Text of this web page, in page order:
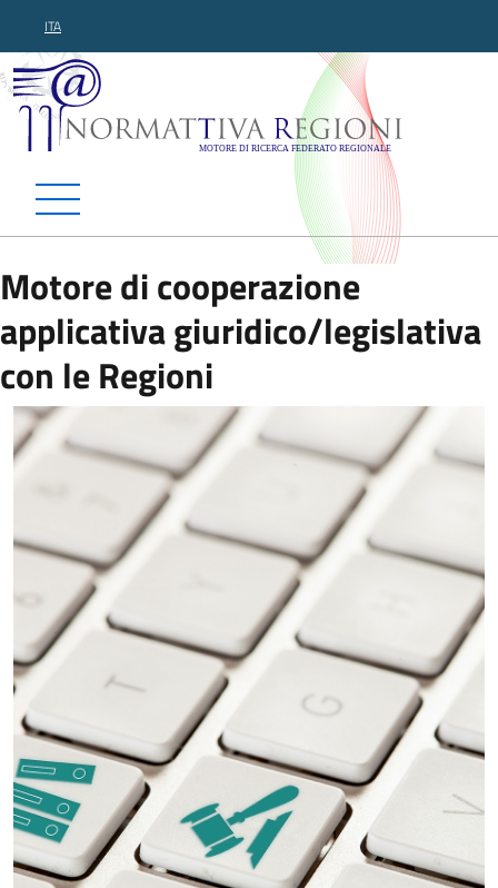
ITA
Normattiva Regioni -
Motore di cooperazione
applicativa giuridico/legislativa
con le Regioni